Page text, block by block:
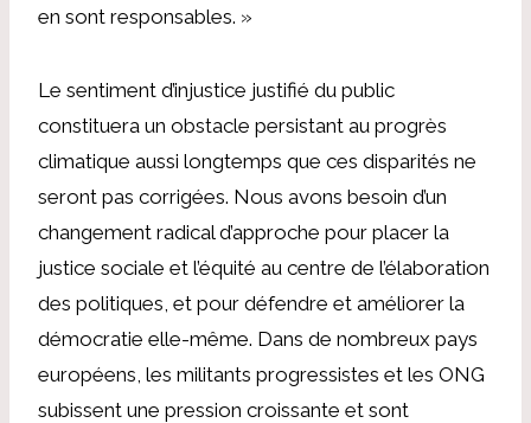
en sont responsables. »
Le sentiment d’injustice justifié du public
constituera un obstacle persistant au progrès
climatique aussi longtemps que ces disparités ne
seront pas corrigées. Nous avons besoin d’un
changement radical d’approche pour placer la
justice sociale et l’équité au centre de l’élaboration
des politiques, et pour défendre et améliorer la
démocratie elle-même. Dans de nombreux pays
européens, les militants progressistes et les ONG
subissent une pression croissante et sont